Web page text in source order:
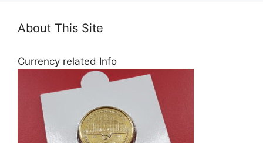
About This Site
Currency related Info